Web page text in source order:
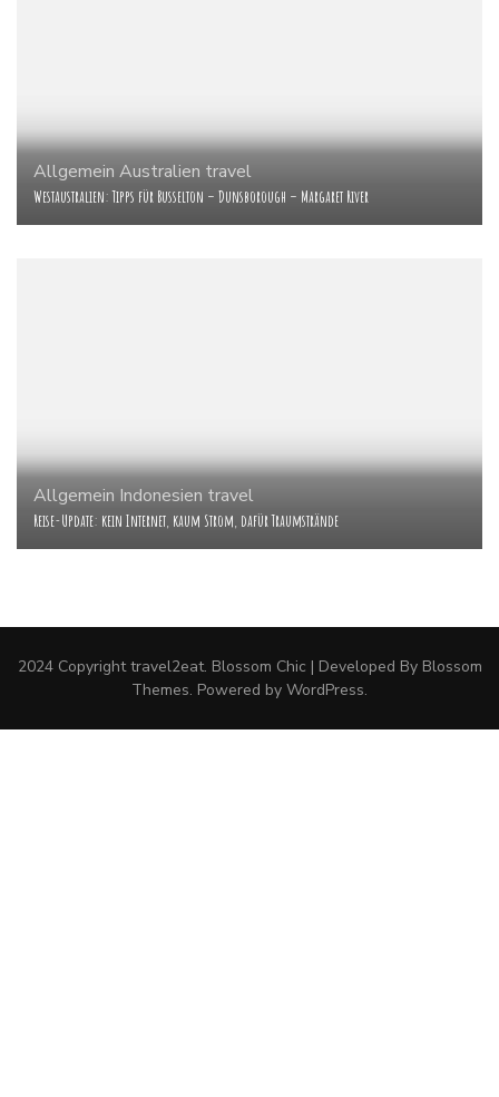
Allgemein Australien travel
Westaustralien: Tipps für Busselton – Dunsborough – Margaret River
Allgemein Indonesien travel
Reise-Update: kein Internet, kaum Strom, dafür Traumstrände
2024 Copyrighttravel2eat. Blossom Chic | Developed By Blossom
Themes. Powered by WordPress.